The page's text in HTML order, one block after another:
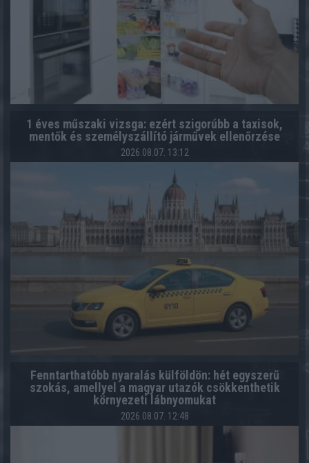
1 éves műszaki vizsga: ezért szigorúbb a taxisok,
mentők és személyszállító járművek ellenőrzése
2026.08.07. 13:12
Fenntarthatóbb nyaralás külföldön: hét egyszerű
szokás, amellyel a magyar utazók csökkenthetik
környezeti lábnyomukat
2026.08.07. 12:48